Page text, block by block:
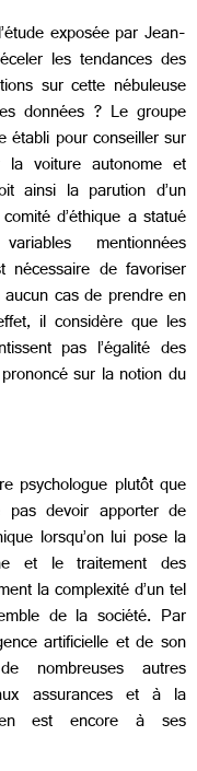
exposée par Jean-
les tendances des
sur cette nébuleuse
données ? Le groupe
établi pour conseiller sur
la voiture autonome et
ainsi la parution d’un
d’éthique a statué
mentionnées
de favoriser
cas de prendre en
il considère que les
pas l’égalité des
sur la notion du
psychologue plutôt que
devoir apporter de
lorsqu’on lui pose la
et le traitement des
la complexité d’un tel
de la société. Par
artificielle et de son
nombreuses autres
assurances et à la
en est encore à ses